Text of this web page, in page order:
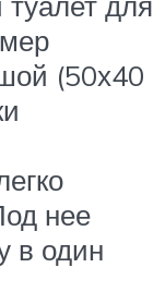
(50х40
нее
в один